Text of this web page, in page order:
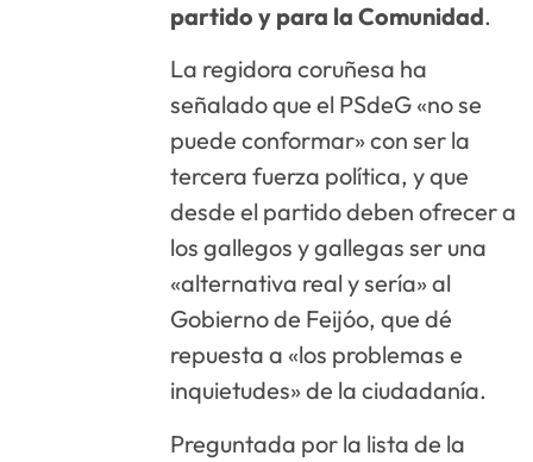
partido y para la Comunidad.
La regidora coruñesa ha
señalado que el PSdeG «no se
puede conformar» con ser la
tercera fuerza política, y que
desde el partido deben ofrecer a
los gallegos y gallegas ser una
«alternativa real y sería» al
Gobierno de Feijóo, que dé
repuesta a «los problemas e
inquietudes» de la ciudadanía.
Preguntada por la lista de la